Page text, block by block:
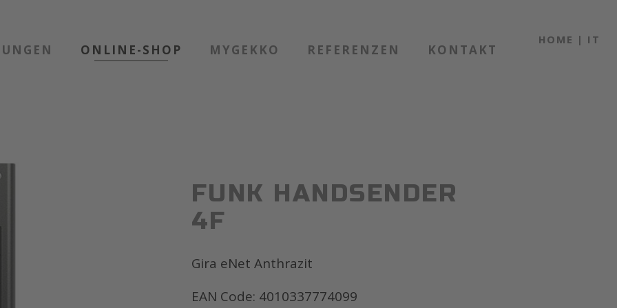
HOME | IT
ONLINE-SHOP MYGEKKO REFERENZEN KONTAKT
FUNK HANDSENDER
4F
Gira eNet Anthrazit
EAN Code: 4010337774099